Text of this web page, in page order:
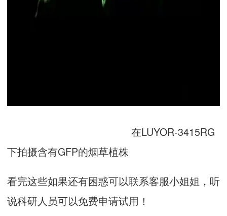
在LUYOR-3415RG
下拍摄含有GFP的烟草植株
看完这些如果还有困惑可以联系客服小姐姐，听
说科研人员可以免费申请试用！